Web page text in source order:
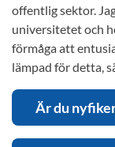
offentlig sektor.
universitetet och
förmåga att
lämpad för detta,
Är du